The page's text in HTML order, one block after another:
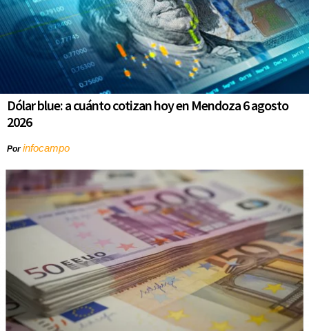
Dólar blue: a cuánto cotizan hoy en Mendoza 6 agosto
2026
Porinfocampo